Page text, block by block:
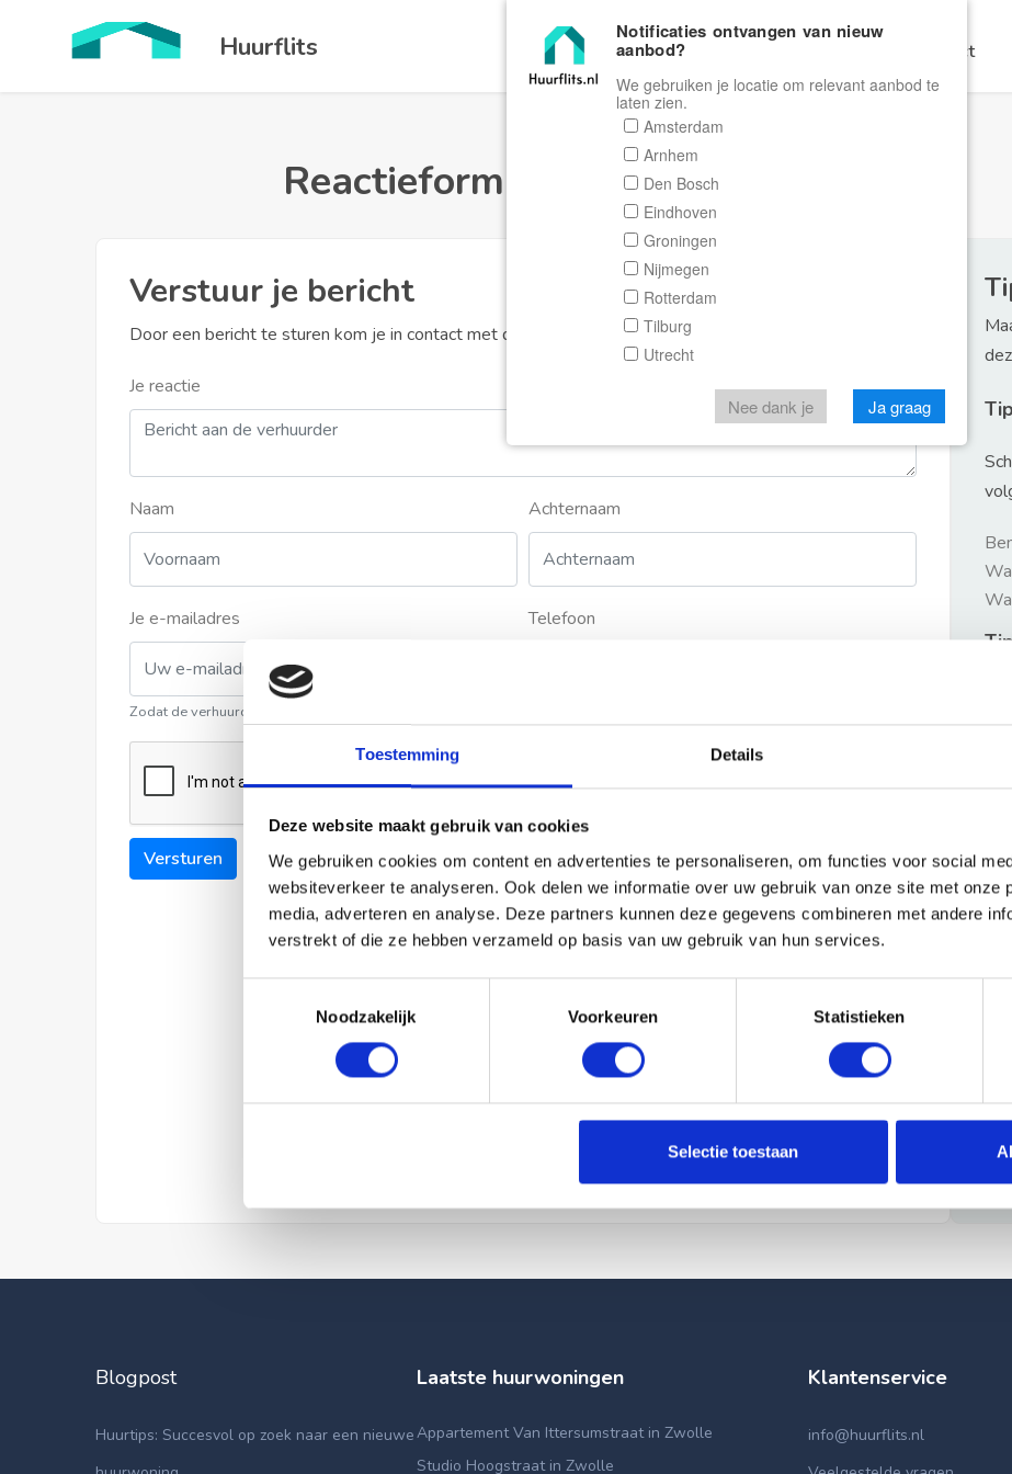
Toestemming Details
Deze website maakt gebruik van cookies
We gebruiken cookies om content en advertenties te personaliseren, om functies voor social
websiteverkeer te analyseren. Ook delen we informatie over uw gebruik van onze site met onze
media, adverteren en analyse. Deze partners kunnen deze gegevens combineren met andere
verstrekt of die ze hebben verzameld op basis van uw gebruik van hun services.
Noodzakelijk
Voorkeuren Statistieken
Selectie toestaan
Huurflits Home Zoeken Contact
Reactieformulier Huurflits
Verstuur je bericht
Door een bericht te sturen kom je in contact met de aanbieder of makelaar van de woning.
Je reactie
Naam Achternaam
Je e-mailadres
Zodat de verhuurder contact met u kan opnemen
Telefoon
Versturen
2:
Blogpost
Huurtips: Succesvol op zoek naar een nieuwe
Laatste huurwoningen
Appartement Van Ittersumstraat in Zwolle
Studio Hoogstraat in Zwolle
Klantenservice
info@huurflits.nl
Notificaties ontvangen van nieuw
aanbod?
We gebruiken je locatie om relevant aanbod te
laten zien.
Amsterdam
Arnhem
Den Bosch
Eindhoven
Groningen
Nijmegen
Rotterdam
Tilburg
Utrecht
Nee dank je Ja graag